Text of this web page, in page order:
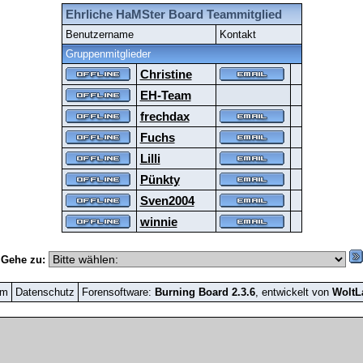
Ehrliche HaMSter Board Teammitglied
Benutzername
Kontakt
Gruppenmitglieder
Christine
EH-Team
frechdax
Fuchs
Lilli
Pünkty
Sven2004
winnie
Gehe zu:
Datenschutz Forensoftware: Burning Board 2.3.6, entwickelt von